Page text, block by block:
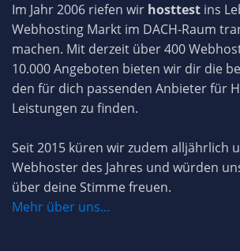
Im Jahr 2006 riefen wir hosttest ins
Webhosting Markt im DACH-Raum
machen. Mit derzeit über 400
10.000 Angeboten bieten wir dir die
den für dich passenden Anbieter für
Leistungen zu finden.
Seit 2015 küren wir zudem alljährlich
Webhoster des Jahres und würden
über deine Stimme freuen.
Mehr über uns...